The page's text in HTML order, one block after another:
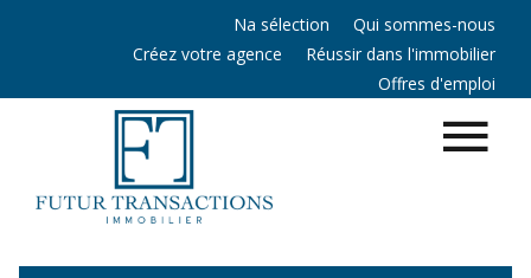
Na sélection
Qui sommes-nous
Créez votre agence
Réussir dans l'immobilier
Offres d'emploi